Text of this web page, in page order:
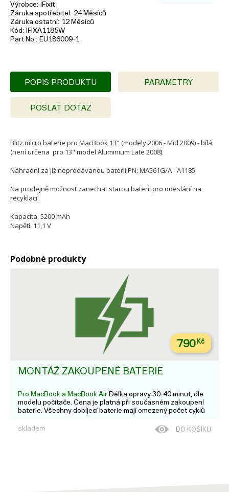
Výrobce iFixit
Záruka spotřebitel
24 Měsíců
Záruka ostatní 12 Měsíců
Kód
IFIXA1185W
Part No.
EU186009-1
POPIS PRODUKTU PARAMETRY
POSLAT DOTAZ
Blitz micro baterie pro MacBook 13" (modely 2006 - Mid 2009) - bílá
(není určena pro 13" model Aluminium Late 2008).
Náhradní za již neprodávanou baterii PN: MA561G/A - A1185
Na prodejně možnost zanechat starou baterii pro odeslání na
recyklaci.
Kapacita: 5200 mAh
Napětí: 11,1 V
Podobné produkty
790Kč
MONTÁŽ ZAKOUPENÉ BATERIE
Pro MacBook a MacBook Air Délka opravy 30-40 minut, dle
modelu počítače. Cena je platná při současném zakoupení
baterie. Všechny dobíjecí baterie mají omezený počet cyklů
recyklovat.
skladem DO KOŠÍKU